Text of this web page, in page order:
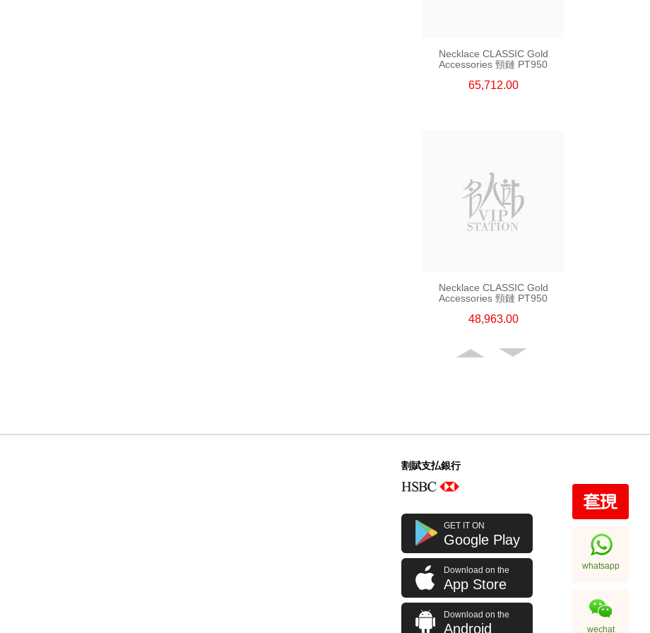
Necklace CLASSIC Gold
Accessories 頸鏈 PT950
65,712.00
Necklace CLASSIC Gold
Accessories 頸鏈 PT950
48,963.00
Necklace CLASSIC Gold
Accessories 頸鏈 PT950
56,616.00
割賦支払銀行
GET IT ON
Google Play
Download on the
App Store
Download on the
Android
whatsapp
wechat